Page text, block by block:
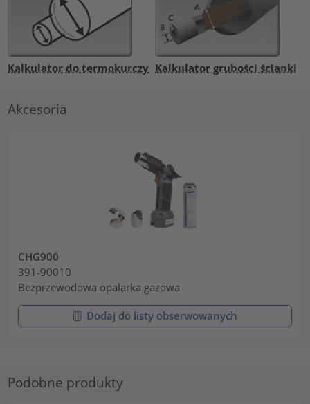
Kalkulator do termokurczy Kalkulator grubości ścianki
Akcesoria
CHG900
391-90010
Bezprzewodowa opalarka gazowa
Dodaj do listy obserwowanych
Podobne produkty